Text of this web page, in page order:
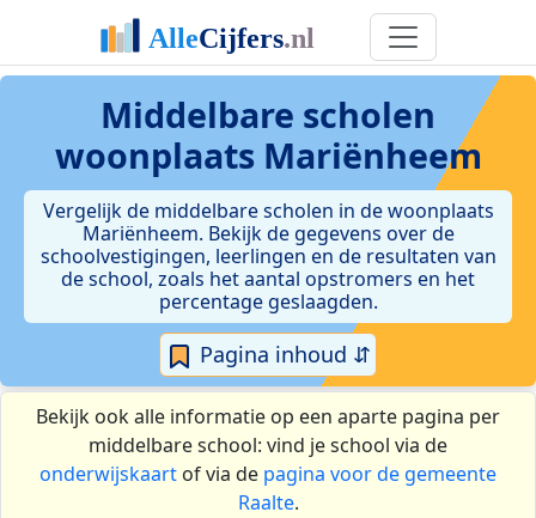
Middelbare scholen
woonplaats Mariënheem
Vergelijk de middelbare scholen in de woonplaats
Mariënheem. Bekijk de gegevens over de
schoolvestigingen, leerlingen en de resultaten van
de school, zoals het aantal opstromers en het
percentage geslaagden.
Pagina inhoud ⇵
Bekijk ook alle informatie op een aparte pagina per
middelbare school: vind je school via de
onderwijskaart of via de pagina voor de gemeente
Raalte.